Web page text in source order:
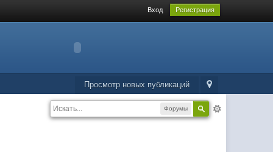
Вход Регистрация
Просмотр новых публикаций
Форумы